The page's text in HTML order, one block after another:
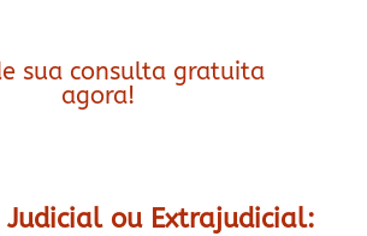
sua consulta gratuita
agora!
Judicial ou Extrajudicial: